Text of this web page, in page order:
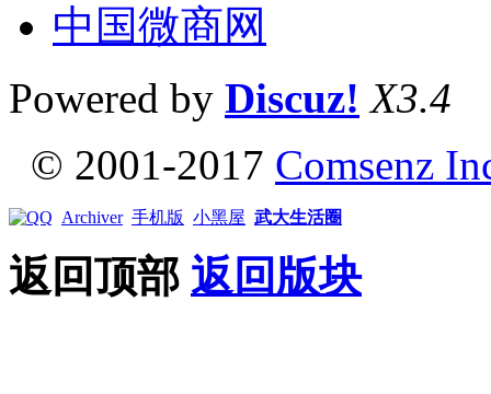
中国微商网
Powered by Discuz! X3.4
© 2001-2017 Comsenz
Archiver 手机版 小黑屋 武大生活圈
返回顶部 返回版块